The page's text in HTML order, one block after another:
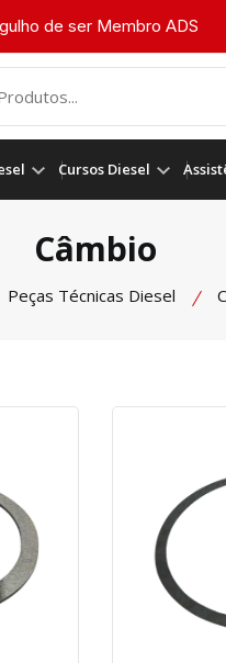
de ser Membro ADS
Cursos Diesel
Câmbio
Peças Técnicas Diesel